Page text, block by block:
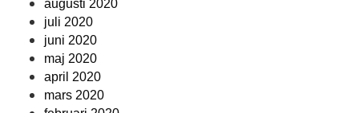
augusti 2020
juli 2020
juni 2020
maj 2020
april 2020
mars 2020